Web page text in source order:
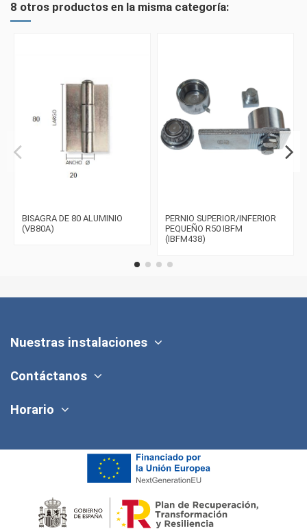
8 otros productos en la misma categoría:
BISAGRA DE 80 ALUMINIO
(VB80A)
PERNIO SUPERIOR/INFERIOR
PEQUEÑO R50 IBFM
(IBFM438)
Nuestras instalaciones
Contáctanos
Horario